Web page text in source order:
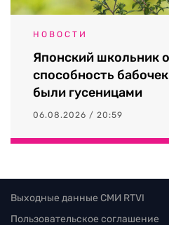
НОВОСТИ
Японский школьник
способность
были гусеницами
06.08.2026 / 20:59
Выходные данные СМИ RTVI
Пользовательское соглашение